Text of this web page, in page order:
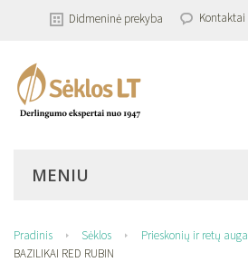
Kontaktai
Didmeninė prekyba
MENIU
Pradinis Sėklos Prieskonių ir retų
BAZILIKAI RED RUBIN